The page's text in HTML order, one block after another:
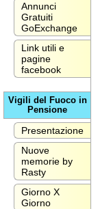
Annunci
Gratuiti
GoExchange
Link utili e
pagine
facebook
Vigili del Fuoco in
Pensione
Presentazione
Nuove
memorie by
Rasty
Giorno X
Giorno